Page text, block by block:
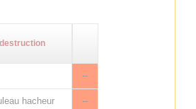
--
hacheur --